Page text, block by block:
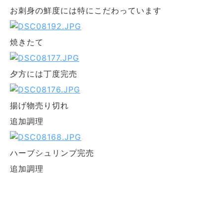
お刺身の鮮度には特にこだわっています
焼きたて
夕方には丁度完売
揚げ物売り切れ
追加調理
ハーブシュリンプ完売
追加調理